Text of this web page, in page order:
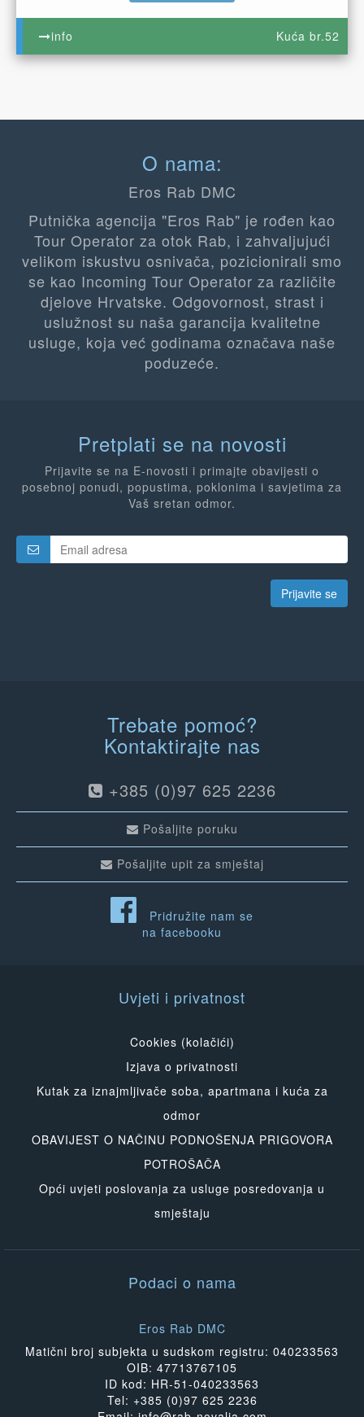
Kuća br.52
info
O nama:
Eros Rab DMC
Putnička agencija "Eros Rab" je rođen kao
Tour Operator za otok Rab, i zahvaljujući
velikom iskustvu osnivača, pozicionirali smo
se kao Incoming Tour Operator za različite
djelove Hrvatske. Odgovornost, strast i
uslužnost su naša garancija kvalitetne
usluge, koja već godinama označava naše
poduzeće.
Pretplati se na novosti
Prijavite se na E-novosti i primajte obavijesti o
posebnoj ponudi, popustima, poklonima i savjetima za
Vaš sretan odmor.
Prijavite se
Trebate pomoć?
Kontaktirajte nas
+385 (0)97 625 2236
Pošaljite poruku
Pošaljite upit za smještaj
Pridružite nam se
na facebooku
Uvjeti i privatnost
Cookies (kolačići)
Izjava o privatnosti
Kutak za iznajmljivače soba, apartmana i kuća za
odmor
OBAVIJEST O NAČINU PODNOŠENJA PRIGOVORA
POTROŠAČA
Opći uvjeti poslovanja za usluge posredovanja u
smještaju
Podaci o nama
Eros Rab DMC
Matični broj subjekta u sudskom registru: 040233563
OIB: 47713767105
ID kod: HR-51-040233563
Tel: +385 (0)97 625 2236